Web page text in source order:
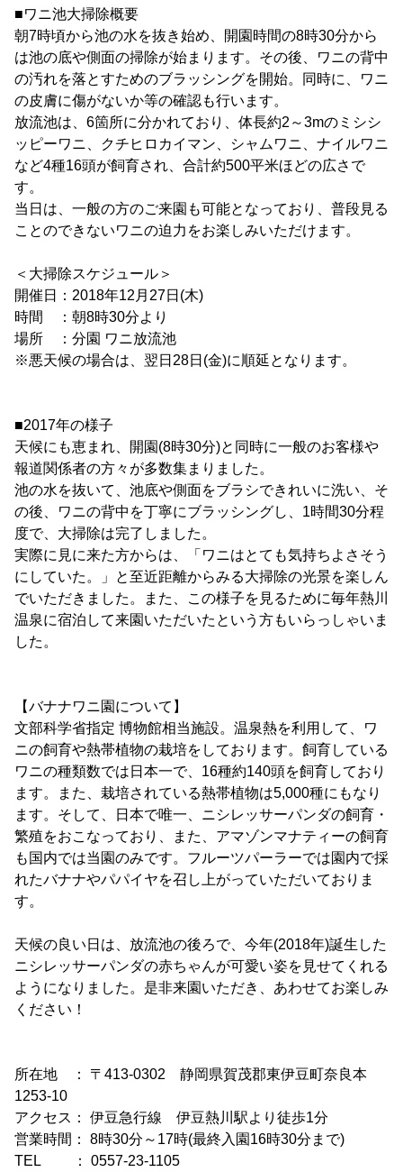
■ワニ池大掃除概要
朝7時頃から池の水を抜き始め、開園時間の8時30分から
は池の底や側面の掃除が始まります。その後、ワニの背中
の汚れを落とすためのブラッシングを開始。同時に、ワニ
の皮膚に傷がないか等の確認も行います。
放流池は、6箇所に分かれており、体長約2～3mのミシシ
ッピーワニ、クチヒロカイマン、シャムワニ、ナイルワニ
など4種16頭が飼育され、合計約500平米ほどの広さで
す。
当日は、一般の方のご来園も可能となっており、普段見る
ことのできないワニの迫力をお楽しみいただけます。
＜大掃除スケジュール＞
開催日：2018年12月27日(木)
時間 ：朝8時30分より
場所 ：分園 ワニ放流池
※悪天候の場合は、翌日28日(金)に順延となります。
■2017年の様子
天候にも恵まれ、開園(8時30分)と同時に一般のお客様や
報道関係者の方々が多数集まりました。
池の水を抜いて、池底や側面をブラシできれいに洗い、そ
の後、ワニの背中を丁寧にブラッシングし、1時間30分程
度で、大掃除は完了しました。
実際に見に来た方からは、「ワニはとても気持ちよさそう
にしていた。」と至近距離からみる大掃除の光景を楽しん
でいただきました。また、この様子を見るために毎年熱川
温泉に宿泊して来園いただいたという方もいらっしゃいま
した。
【バナナワニ園について】
文部科学省指定 博物館相当施設。温泉熱を利用して、ワ
ニの飼育や熱帯植物の栽培をしております。飼育している
ワニの種類数では日本一で、16種約140頭を飼育しており
ます。また、栽培されている熱帯植物は5,000種にもなり
ます。そして、日本で唯一、ニシレッサーパンダの飼育・
繁殖をおこなっており、また、アマゾンマナティーの飼育
も国内では当園のみです。フルーツパーラーでは園内で採
れたバナナやパパイヤを召し上がっていただいておりま
す。
天候の良い日は、放流池の後ろで、今年(2018年)誕生した
ニシレッサーパンダの赤ちゃんが可愛い姿を見せてくれる
ようになりました。是非来園いただき、あわせてお楽しみ
ください！
所在地 ： 〒413-0302 静岡県賀茂郡東伊豆町奈良本
1253-10
アクセス： 伊豆急行線 伊豆熱川駅より徒歩1分
営業時間： 8時30分～17時(最終入園16時30分まで)
TEL ： 0557-23-1105